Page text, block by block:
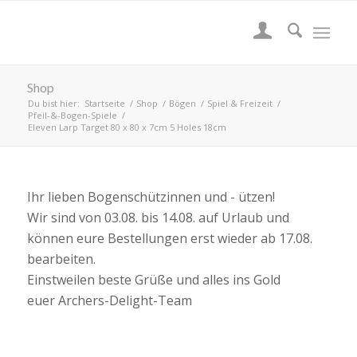
Shop
Du bist hier: Startseite / Shop / Bögen / Spiel & Freizeit /
Pfeil-&-Bogen-Spiele /
Eleven Larp Target 80 x 80 x 7cm 5 Holes 18cm
Ihr lieben Bogenschützinnen und - ützen!
Wir sind von 03.08. bis 14.08. auf Urlaub und
können eure Bestellungen erst wieder ab 17.08.
bearbeiten.
Einstweilen beste Grüße und alles ins Gold
euer Archers-Delight-Team